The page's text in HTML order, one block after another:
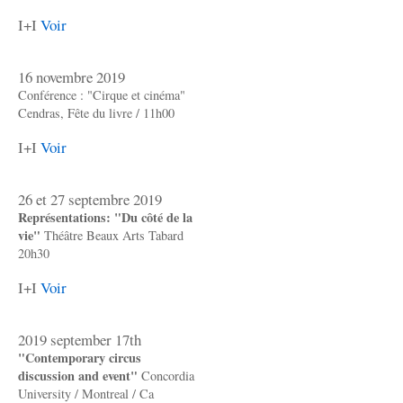
I+I Voir
16 novembre 2019
Conférence : "Cirque et cinéma"
Cendras, Fête du livre / 11h00
I+I Voir
26 et 27 septembre 2019
Représentations: "Du côté de la
vie" Théâtre Beaux Arts Tabard
20h30
I+I Voir
2019 september 17th
"Contemporary circus
discussion and event" Concordia
University / Montreal / Ca